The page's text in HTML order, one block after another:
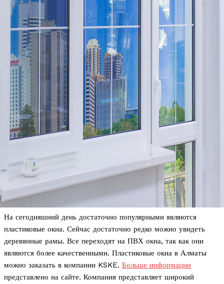
На сегодняшний день достаточно популярными являются
пластиковые окна. Сейчас достаточно редко можно увидеть
деревянные рамы. Все переходят на ПВХ окна, так как они
являются более качественными. Пластиковые окна в Алматы
можно заказать в компании KSKE. Больше информации
представлено на сайте. Компания представляет широкий